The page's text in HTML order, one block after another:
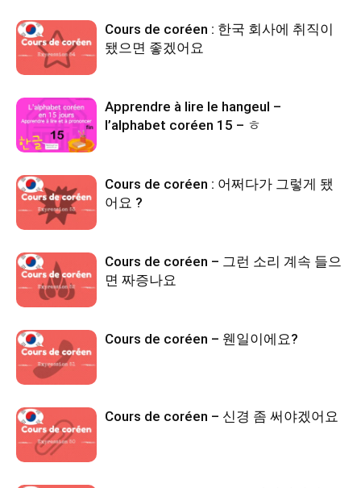
Cours de coréen : 한국 회사에 취직이
됐으면 좋겠어요
Apprendre à lire le hangeul –
l’alphabet coréen 15 – ㅎ
Cours de coréen : 어쩌다가 그렇게 됐
어요 ?
Cours de coréen – 그런 소리 계속 들으
면 짜증나요
Cours de coréen – 웬일이에요?
Cours de coréen – 신경 좀 써야겠어요